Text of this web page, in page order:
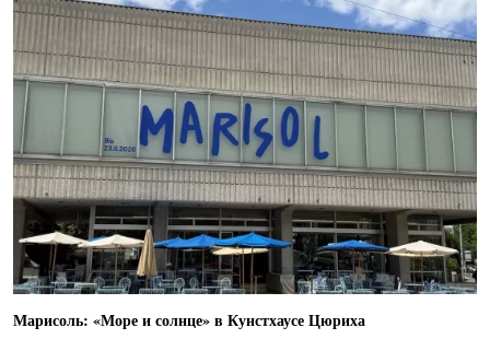
Марисоль: «Море и солнце» в Кунстхаусе Цюриха